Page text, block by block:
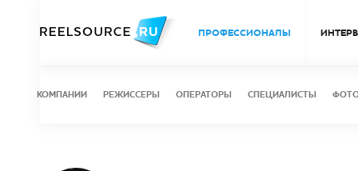
ПРОФЕССИОНАЛЫ
КОМПАНИИ РЕЖИССЕРЫ ОПЕРАТОРЫ СПЕЦИАЛИСТЫ